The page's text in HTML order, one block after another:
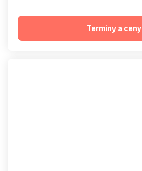
Termíny a ceny